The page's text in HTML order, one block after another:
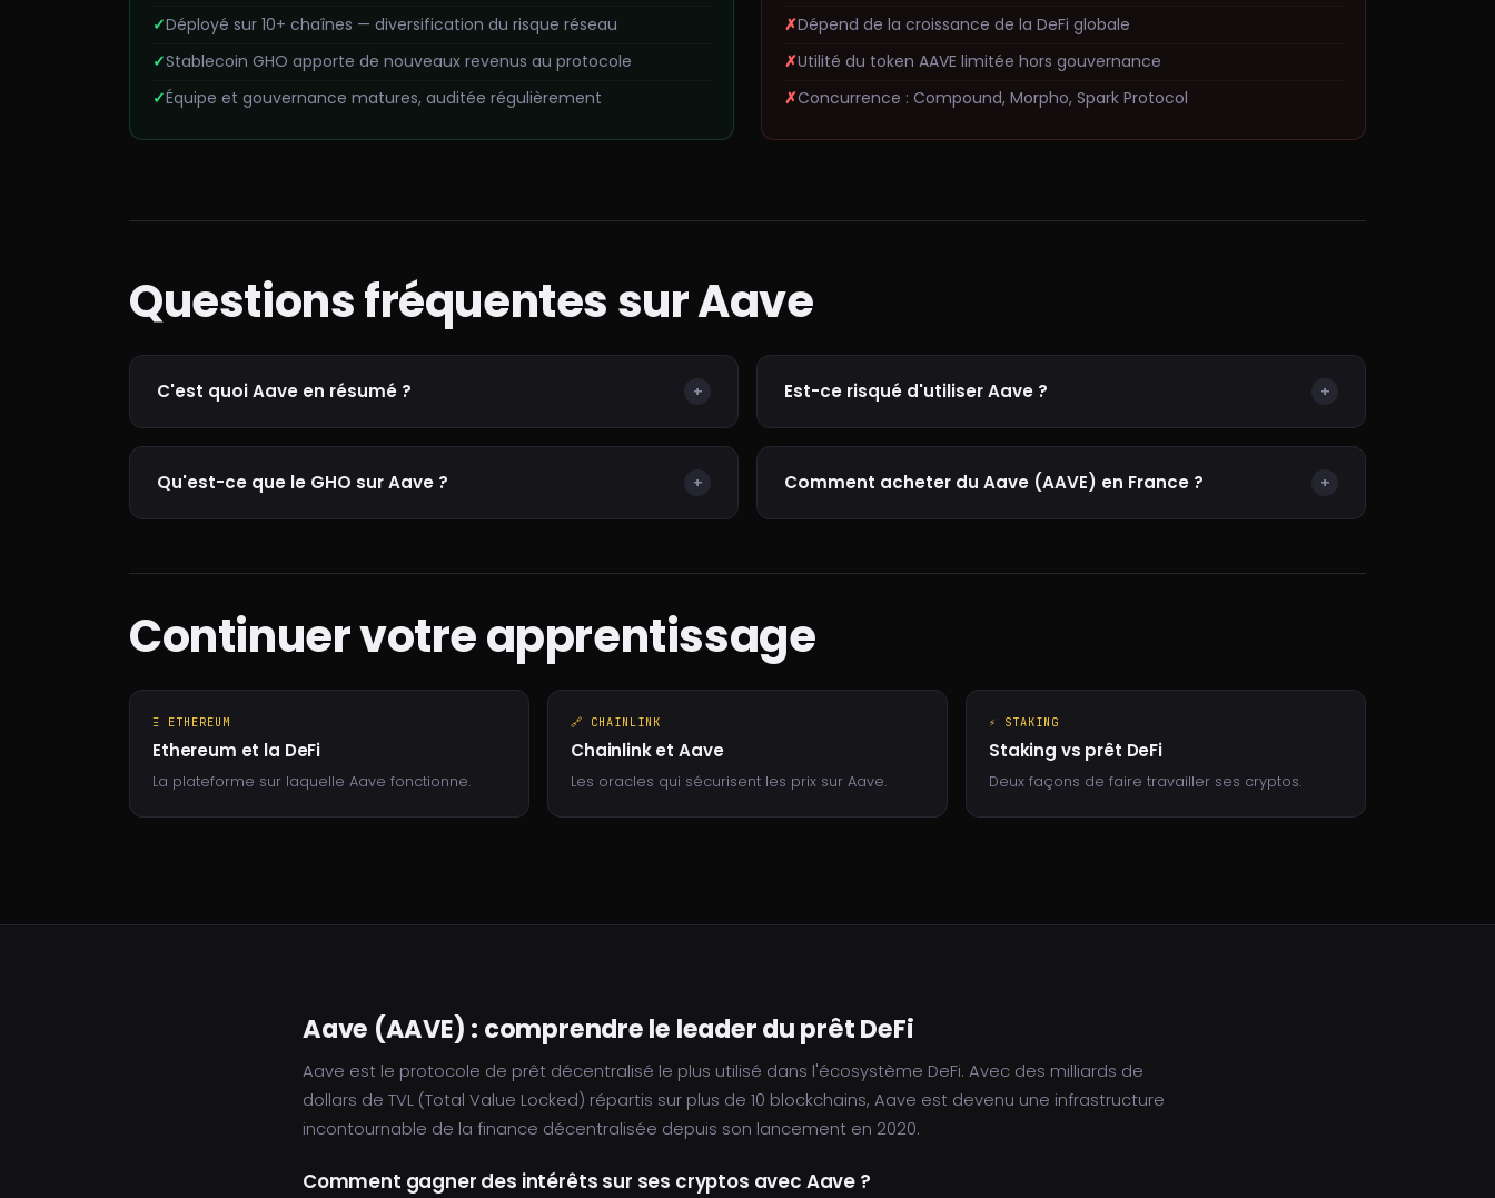
Déployé sur 10+ chaînes — diversification du risque réseau
Stablecoin GHO apporte de nouveaux revenus au protocole
Équipe et gouvernance matures, auditée régulièrement
Dépend de la croissance de la DeFi globale
Utilité du token AAVE limitée hors gouvernance
Concurrence : Compound, Morpho, Spark Protocol
Questions fréquentes sur Aave
C'est quoi Aave en résumé ? + Est-ce risqué d'utiliser Aave ? +
Qu'est-ce que le GHO sur Aave ? + Comment acheter du Aave (AAVE) en France ? +
Continuer votre apprentissage
Ξ ETHEREUM
Ethereum et la DeFi
La plateforme sur laquelle Aave fonctionne.
🔗 CHAINLINK
Chainlink et Aave
Les oracles qui sécurisent les prix sur Aave.
⚡ STAKING
Staking vs prêt DeFi
Deux façons de faire travailler ses cryptos.
Aave (AAVE) : comprendre le leader du prêt DeFi
Aave est le protocole de prêt décentralisé le plus utilisé dans l'écosystème DeFi. Avec des milliards de
dollars de TVL (Total Value Locked) répartis sur plus de 10 blockchains, Aave est devenu une infrastructure
incontournable de la finance décentralisée depuis son lancement en 2020.
Comment gagner des intérêts sur ses cryptos avec Aave ?